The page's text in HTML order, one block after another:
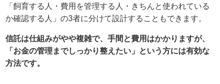
「飼育する人・費用を管理する人・きちんと使われている
か確認する人」の3者に分けて設計することもできます。
信託は仕組みがやや複雑で、手間と費用はかかりますが、
「お金の管理までしっかり整えたい」という方には有効な
方法です。